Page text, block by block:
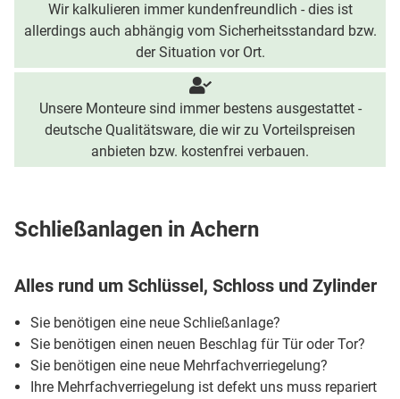
Wir kalkulieren immer kundenfreundlich - dies ist
allerdings auch abhängig vom Sicherheitsstandard bzw.
der Situation vor Ort.
Unsere Monteure sind immer bestens ausgestattet -
deutsche Qualitätsware, die wir zu Vorteilspreisen
anbieten bzw. kostenfrei verbauen.
Schließanlagen in Achern
Alles rund um Schlüssel, Schloss und Zylinder
Sie benötigen eine neue Schließanlage?
Sie benötigen einen neuen Beschlag für Tür oder Tor?
Sie benötigen eine neue Mehrfachverriegelung?
Ihre Mehrfachverriegelung ist defekt uns muss repariert